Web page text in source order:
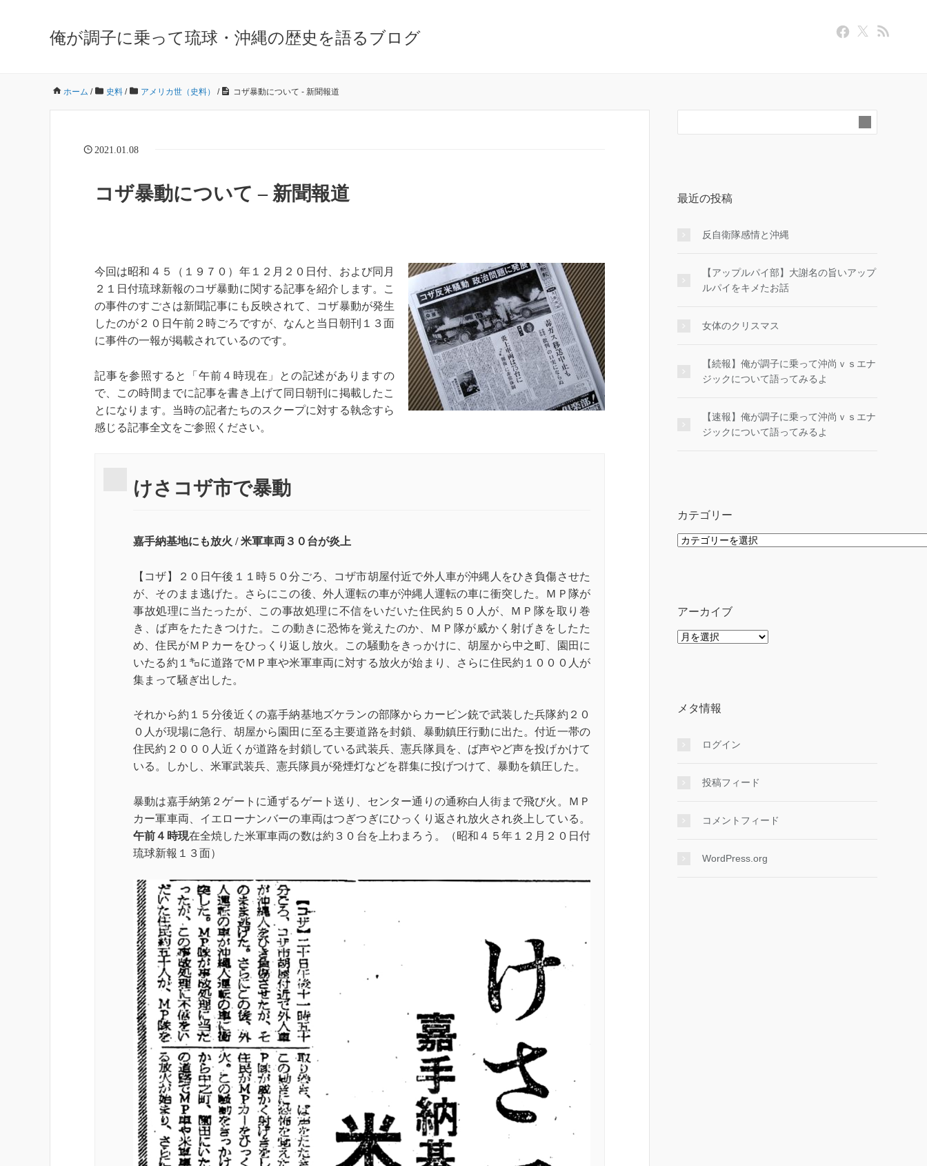
俺が調子に乗って琉球・沖縄の歴史を語るブログ
ホーム / 史料 / アメリカ世（史料） / コザ暴動について - 新聞報道
2021.01.08
コザ暴動について – 新聞報道
今回は昭和４５（１９７０）年１２月２０日付、および同月
２１日付琉球新報のコザ暴動に関する記事を紹介します。こ
の事件のすごさは新聞記事にも反映されて、コザ暴動が発生
したのが２０日午前２時ごろですが、なんと当日朝刊１３面
に事件の一報が掲載されているのです。
記事を参照すると「午前４時現在」との記述がありますの
で、この時間までに記事を書き上げて同日朝刊に掲載したこ
とになります。当時の記者たちのスクープに対する執念すら
感じる記事全文をご参照ください。
けさコザ市で暴動
嘉手納基地にも放火 / 米軍車両３０台が炎上
【コザ】２０日午後１１時５０分ごろ、コザ市胡屋付近で外人車が沖縄人をひき負傷させた
が、そのまま逃げた。さらにこの後、外人運転の車が沖縄人運転の車に衝突した。ＭＰ隊が
事故処理に当たったが、この事故処理に不信をいだいた住民約５０人が、ＭＰ隊を取り巻
き、ば声をたたきつけた。この動きに恐怖を覚えたのか、ＭＰ隊が威かく射げきをしたた
め、住民がＭＰカーをひっくり返し放火。この騒動をきっかけに、胡屋から中之町、園田に
いたる約１㌔に道路でＭＰ車や米軍車両に対する放火が始まり、さらに住民約１０００人が
集まって騒ぎ出した。
それから約１５分後近くの嘉手納基地ズケランの部隊からカービン銃で武装した兵隊約２０
０人が現場に急行、胡屋から園田に至る主要道路を封鎖、暴動鎮圧行動に出た。付近一帯の
住民約２０００人近くが道路を封鎖している武装兵、憲兵隊員を、ば声やど声を投げかけて
いる。しかし、米軍武装兵、憲兵隊員が発煙灯などを群集に投げつけて、暴動を鎮圧した。
暴動は嘉手納第２ゲートに通ずるゲート送り、センター通りの通称白人街まで飛び火。ＭＰ
カー軍車両、イエローナンバーの車両はつぎつぎにひっくり返され放火され炎上している。
午前４時現在全焼した米軍車両の数は約３０台を上わまろう。
（昭和４５年１２月２０日付
琉球新報１３面）
最近の投稿
反自衛隊感情と沖縄
【アップルパイ部】大謝名の旨いアップ
ルパイをキメたお話
女体のクリスマス
【続報】俺が調子に乗って沖尚ｖｓエナ
ジックについて語ってみるよ
【速報】俺が調子に乗って沖尚ｖｓエナ
ジックについて語ってみるよ
カテゴリー
カ
アーカイブ
ア
メタ情報
ログイン
投稿フィード
コメントフィード
WordPress.org